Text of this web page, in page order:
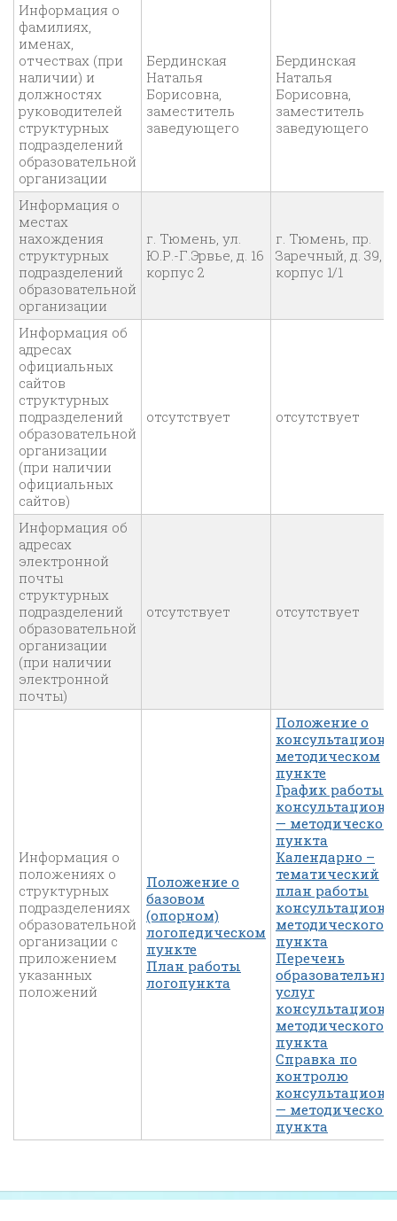
Информация о
фамилиях,
именах,
отчествах (при
наличии) и
должностях
руководителей
структурных
подразделений
образовательной
организации
Бердинская
Наталья
Борисовна,
заместитель
заведующего
Бердинская
Наталья
Борисовна,
заместитель
заведующего
Информация о
местах
нахождения
структурных
подразделений
образовательной
организации
г. Тюмень, ул.
Ю.Р.-Г.Эрвье, д. 16
корпус 2
г. Тюмень, пр.
Заречный, д. 39,
корпус 1/1
Информация об
адресах
официальных
сайтов
структурных
подразделений
образовательной
организации
(при наличии
официальных
сайтов)
отсутствует отсутствует
Информация об
адресах
электронной
почты
структурных
подразделений
образовательной
организации
(при наличии
электронной
почты)
отсутствует отсутствует
Информация о
положениях о
структурных
подразделениях
образовательной
организации с
приложением
указанных
положений
Положение о
базовом
(опорном)
логопедическом
пункте
План работы
логопункта
Положение о
методическом
пункте
График работы
— методического
пункта
Календарно –
тематический
план работы
методического
пункта
Перечень
услуг
методического
пункта
Справка по
контролю
— методического
пункта